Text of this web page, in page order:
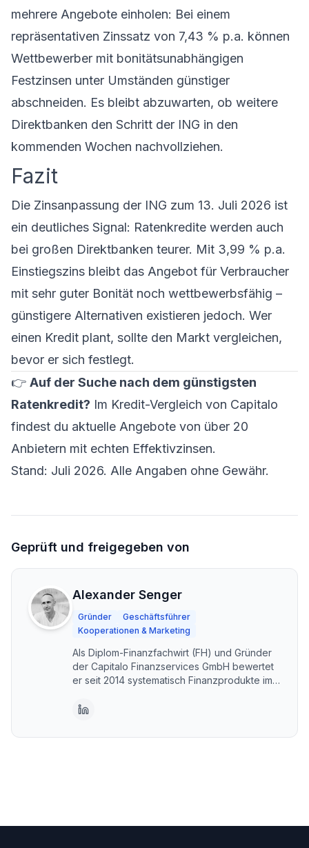
mehrere Angebote einholen: Bei einem
repräsentativen Zinssatz von 7,43 % p.a. können
Wettbewerber mit bonitätsunabhängigen
Festzinsen unter Umständen günstiger
abschneiden. Es bleibt abzuwarten, ob weitere
Direktbanken den Schritt der ING in den
kommenden Wochen nachvollziehen.
Fazit
Die Zinsanpassung der ING zum 13. Juli 2026 ist
ein deutliches Signal: Ratenkredite werden auch
bei großen Direktbanken teurer. Mit 3,99 % p.a.
Einstiegszins bleibt das Angebot für Verbraucher
mit sehr guter Bonität noch wettbewerbsfähig –
günstigere Alternativen existieren jedoch. Wer
einen Kredit plant, sollte den Markt vergleichen,
bevor er sich festlegt.
👉 Auf der Suche nach dem günstigsten
Ratenkredit? Im Kredit-Vergleich von Capitalo
findest du aktuelle Angebote von über 20
Anbietern mit echten Effektivzinsen.
Stand: Juli 2026. Alle Angaben ohne Gewähr.
Geprüft und freigegeben von
Alexander Senger
Gründer
Geschäftsführer
Kooperationen & Marketing
Als Diplom-Finanzfachwirt (FH) und Gründer
der Capitalo Finanzservices GmbH bewertet
er seit 2014 systematisch Finanzprodukte im
transparente Vergleiche – kostenlos und im
Unterstützung, fachlich geprüft und